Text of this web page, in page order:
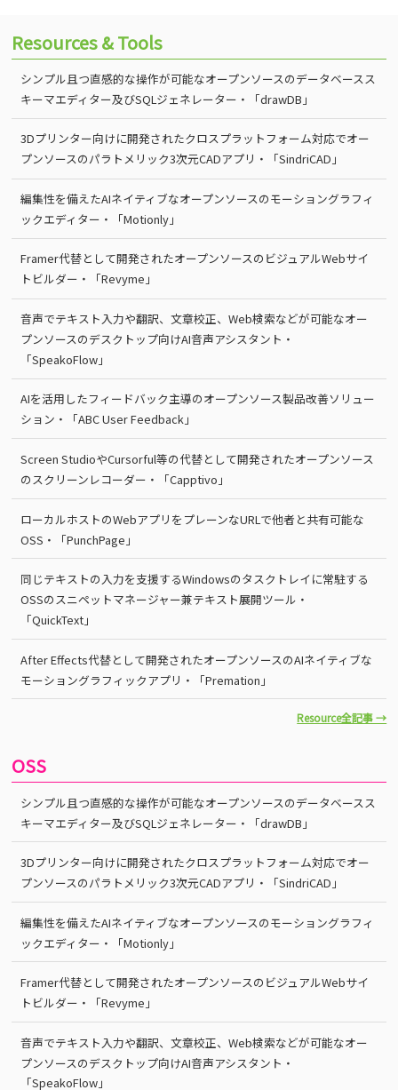
Resources & Tools
シンプル且つ直感的な操作が可能なオープンソースのデータベースス
キーマエディター及びSQLジェネレーター・「drawDB」
3Dプリンター向けに開発されたクロスプラットフォーム対応でオー
プンソースのパラトメリック3次元CADアプリ・「SindriCAD」
編集性を備えたAIネイティブなオープンソースのモーショングラフィ
ックエディター・「Motionly」
Framer代替として開発されたオープンソースのビジュアルWebサイ
トビルダー・「Revyme」
音声でテキスト入力や翻訳、文章校正、Web検索などが可能なオー
プンソースのデスクトップ向けAI音声アシスタント・
「SpeakoFlow」
AIを活用したフィードバック主導のオープンソース製品改善ソリュー
ション・「ABC User Feedback」
Screen StudioやCursorful等の代替として開発されたオープンソース
のスクリーンレコーダー・「Capptivo」
ローカルホストのWebアプリをプレーンなURLで他者と共有可能な
OSS・「PunchPage」
同じテキストの入力を支援するWindowsのタスクトレイに常駐する
OSSのスニペットマネージャー兼テキスト展開ツール・
「QuickText」
After Effects代替として開発されたオープンソースのAIネイティブな
モーショングラフィックアプリ・「Premation」
Resource全記事 →
OSS
シンプル且つ直感的な操作が可能なオープンソースのデータベースス
キーマエディター及びSQLジェネレーター・「drawDB」
3Dプリンター向けに開発されたクロスプラットフォーム対応でオー
プンソースのパラトメリック3次元CADアプリ・「SindriCAD」
編集性を備えたAIネイティブなオープンソースのモーショングラフィ
ックエディター・「Motionly」
Framer代替として開発されたオープンソースのビジュアルWebサイ
トビルダー・「Revyme」
音声でテキスト入力や翻訳、文章校正、Web検索などが可能なオー
プンソースのデスクトップ向けAI音声アシスタント・
「SpeakoFlow」